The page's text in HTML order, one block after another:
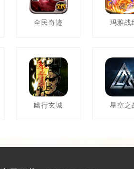
全民奇迹 玛雅战
幽行玄城 星空之